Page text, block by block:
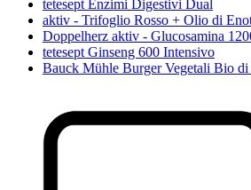
tetesept Enzimi Digestivi Dual
aktiv - Trifoglio Rosso + Olio di
Doppelherz aktiv - Glucosamina
tetesept Ginseng 600 Intensivo
Bauck Mühle Burger Vegetali Bio di